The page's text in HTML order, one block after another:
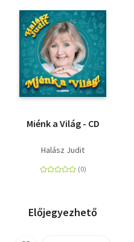
Miénk a Világ - CD
Halász Judit
Előjegyezhető